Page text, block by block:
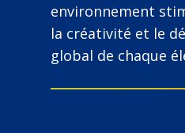
environnement
la créativité et le
global de chaque